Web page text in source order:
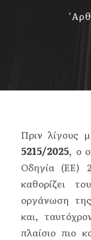
Πριν λίγους
5215/2025, ο
Οδηγία (ΕΕ)
καθορίζει
οργάνωση
και,
πλαίσιο πιο